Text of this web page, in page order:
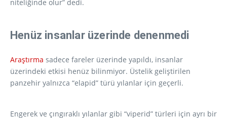
niteliğinde olur” dedi.
Henüz insanlar üzerinde denenmedi
Araştırma sadece fareler üzerinde yapıldı, insanlar
üzerindeki etkisi henüz bilinmiyor. Üstelik geliştirilen
panzehir yalnızca “elapid” türü yılanlar için geçerli.
Engerek ve çıngıraklı yılanlar gibi “viperid” türleri için ayrı bir